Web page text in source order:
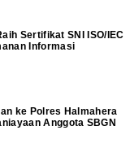
Sertifikat SNI ISO/IEC
Informasi
ke Polres Halmahera
Anggota SBGN